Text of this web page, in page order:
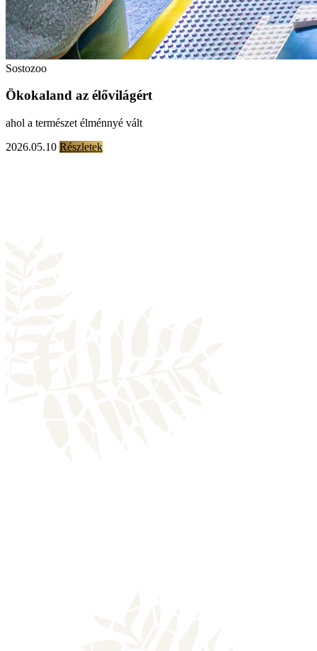
Sostozoo
Ökokaland az élővilágért
ahol a természet élménnyé vált
2026.05.10 Részletek